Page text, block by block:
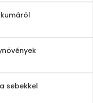
sebekkel